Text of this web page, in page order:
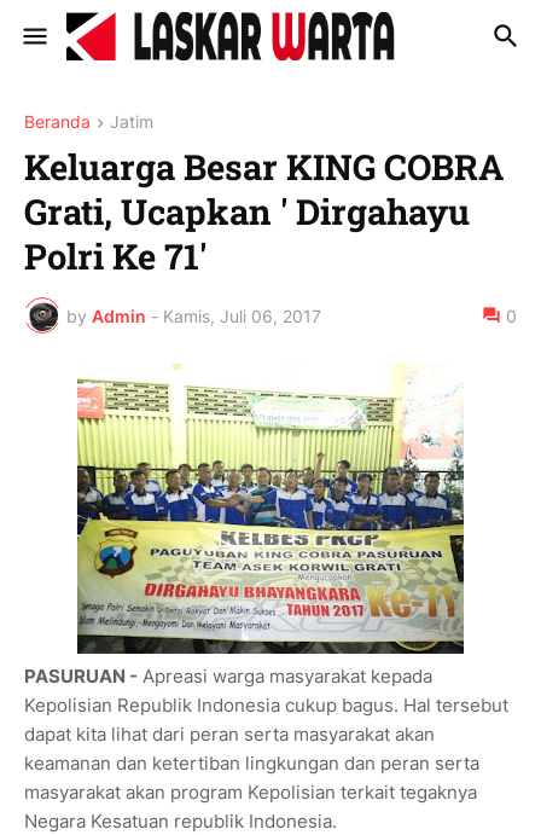
Beranda Jatim
Keluarga Besar KING COBRA
Grati, Ucapkan ' Dirgahayu
Polri Ke 71'
by Admin - Kamis, Juli 06, 2017 0
PASURUAN - Apreasi warga masyarakat kepada
Kepolisian Republik Indonesia cukup bagus. Hal tersebut
dapat kita lihat dari peran serta masyarakat akan
keamanan dan ketertiban lingkungan dan peran serta
masyarakat akan program Kepolisian terkait tegaknya
Negara Kesatuan republik Indonesia.